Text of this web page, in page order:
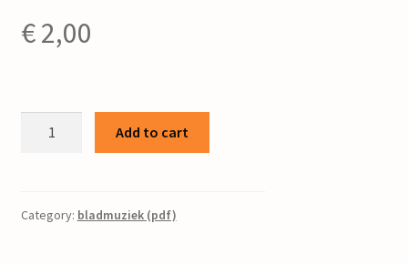
€2,00
Beintema
Add to cart
Category: bladmuziek (pdf)